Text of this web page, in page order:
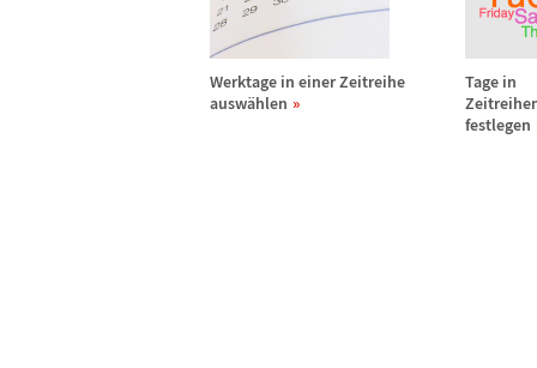
Werktage in einer Zeitreihe
auswählen
Tage in
festlegen